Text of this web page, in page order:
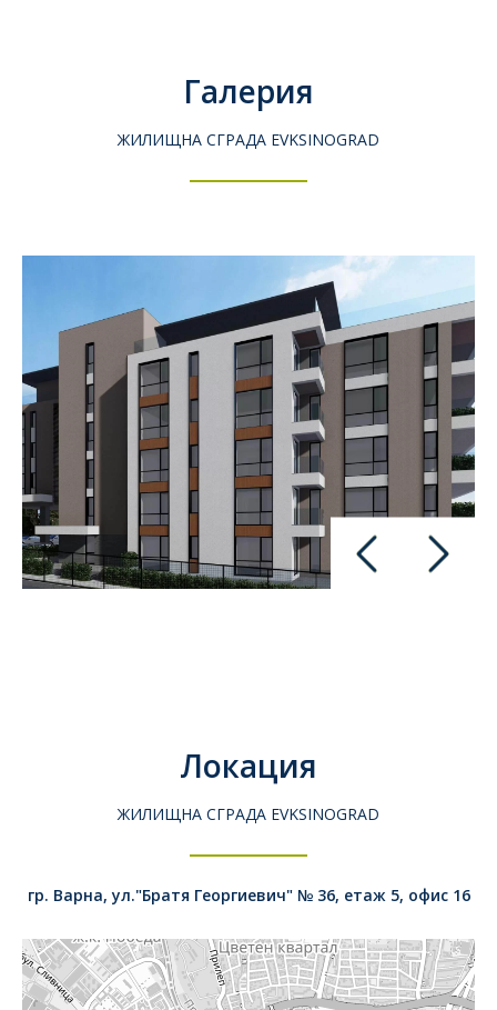
Галерия
ЖИЛИЩНА СГРАДА EVKSINOGRAD
Локация
ЖИЛИЩНА СГРАДА EVKSINOGRAD
гр. Варна, ул."Братя Георгиевич" № 36, етаж 5, офис 16